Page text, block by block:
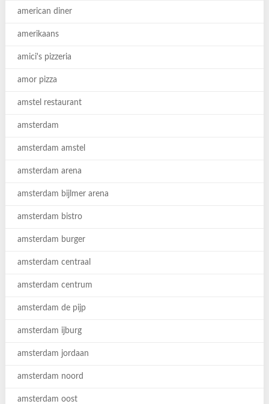
american diner
amerikaans
amici's pizzeria
amor pizza
amstel restaurant
amsterdam
amsterdam amstel
amsterdam arena
amsterdam bijlmer arena
amsterdam bistro
amsterdam burger
amsterdam centraal
amsterdam centrum
amsterdam de pijp
amsterdam ijburg
amsterdam jordaan
amsterdam noord
amsterdam oost